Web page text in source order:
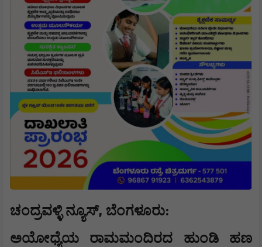
ಚಂದ್ರವಳ್ಳಿ ನ್ಯೂಸ್, ಬೆಂಗಳೂರು:
ಅಯೋಧ್ಯೆಯ ರಾಮಮಂದಿರದ ಹುಂಡಿ ಹಣ